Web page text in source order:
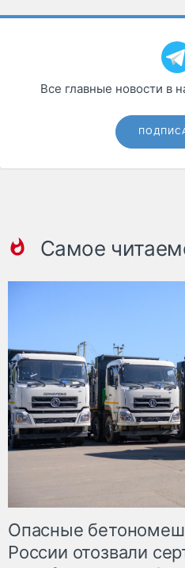
Все главные новости в
Самое
Опасные
России отозвали